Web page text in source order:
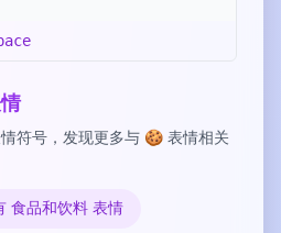
符号，发现更多与 🍪 表情相关
食品和饮料 表情